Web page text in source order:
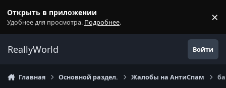
Открыть в приложении
Удобнее для просмотра. Подробнее. ×
ReallyWorld Войти
Главная Основной раздел. Жалобы на АнтиСпам